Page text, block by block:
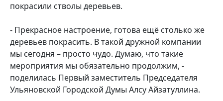
покрасили стволы деревьев.
- Прекрасное настроение, готова ещё столько же
деревьев покрасить. В такой дружной компании
мы сегодня – просто чудо. Думаю, что такие
мероприятия мы обязательно продолжим, -
поделилась Первый заместитель Председателя
Ульяновской Городской Думы Алсу Айзатуллина.